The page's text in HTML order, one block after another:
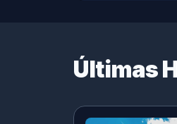
Últimas